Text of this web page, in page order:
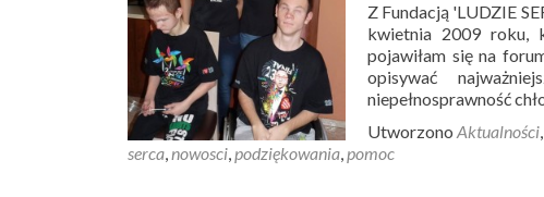
Z Fundacją 'LUDZIE
kwietnia 2009 roku,
pojawiłam się na
opisywać
niepełnosprawność
Utworzono Aktualności,
serca,nowosci,podziękowania,pomoc